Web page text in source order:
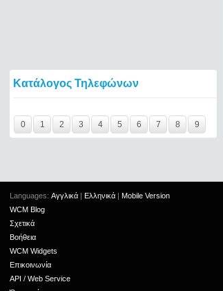
Κατάλογος Τηλεφώνων
0
1 2 3 4 5 6 7 8 9
Languages: Αγγλικά | Ελληνικά | Mobile Version
WCM Blog
Σχετικά
Βοήθεια
WCM Widgets
Επικοινωνία
API / Web Service